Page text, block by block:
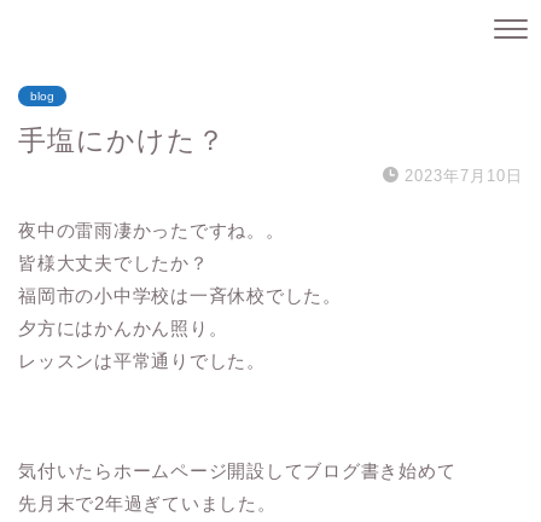
blog
手塩にかけた？
2023年7月10日
夜中の雷雨凄かったですね。。
皆様大丈夫でしたか？
福岡市の小中学校は一斉休校でした。
夕方にはかんかん照り。
レッスンは平常通りでした。
気付いたらホームページ開設してブログ書き始めて
先月末で2年過ぎていました。